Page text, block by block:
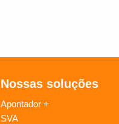
Nossas soluções
Apontador +
SVA